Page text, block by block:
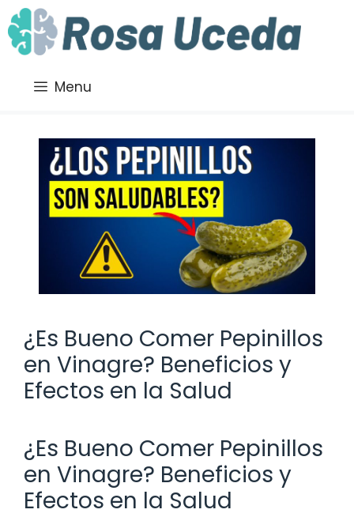
Saltar
al
contenido
Menu
¿Es Bueno Comer Pepinillos
en Vinagre? Beneficios y
Efectos en la Salud
¿Es Bueno Comer Pepinillos
en Vinagre? Beneficios y
Efectos en la Salud